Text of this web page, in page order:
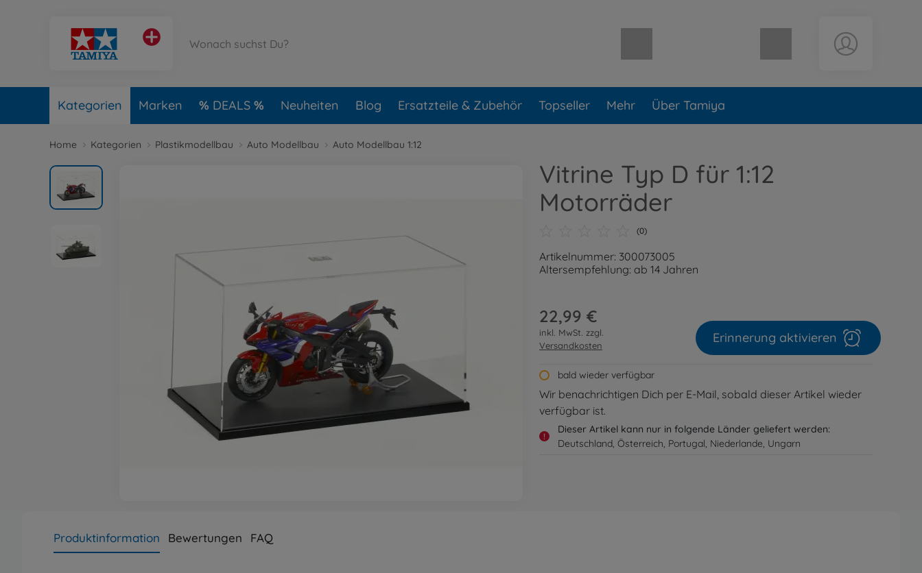
Warenkorb leer
Kategorien Marken DEALS Neuheiten Blog Ersatzteile & Zubehör Topseller Mehr Über Tamiya
Home Kategorien Plastikmodellbau Auto Modellbau Auto Modellbau 1:12
Vitrine Typ D für 1:12
Motorräder
(0)
Artikelnummer: 300073005
Altersempfehlung: ab 14 Jahren
22,99 €
inkl. MwSt. zzgl.
Versandkosten
bald wieder verfügbar
Wir benachrichtigen Dich per E-Mail, sobald dieser Artikel wieder
verfügbar ist.
Erinnerung aktivieren
!
Dieser Artikel kann nur in folgende Länder geliefert werden:
Deutschland, Österreich, Portugal, Niederlande, Ungarn
Produktinformation Bewertungen FAQ